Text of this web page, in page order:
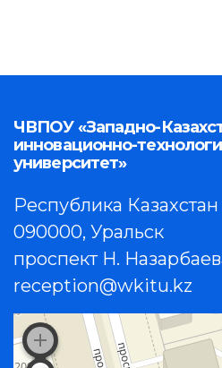
ЧВПОУ «Западно-
инновационно-
университет»
Республика Казахстан
090000, Уральск
проспект Н.
reception@wkitu.kz